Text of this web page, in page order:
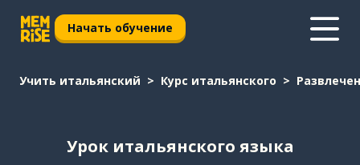
Начать обучение
Учить итальянский Курс итальянского
Урок итальянского языка